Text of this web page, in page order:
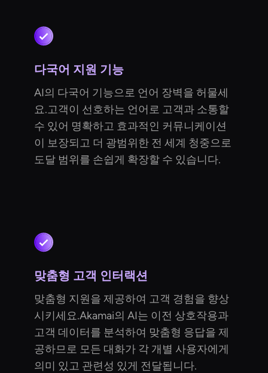
다국어 지원 기능
AI의 다국어 기능으로 언어 장벽을 허물세
요.고객이 선호하는 언어로 고객과 소통할
수 있어 명확하고 효과적인 커뮤니케이션
이 보장되고 더 광범위한 전 세계 청중으로
도달 범위를 손쉽게 확장할 수 있습니다.
맞춤형 고객 인터랙션
맞춤형 지원을 제공하여 고객 경험을 향상
시키세요.Akamai의 AI는 이전 상호작용과
고객 데이터를 분석하여 맞춤형 응답을 제
공하므로 모든 대화가 각 개별 사용자에게
의미 있고 관련성 있게 전달됩니다.